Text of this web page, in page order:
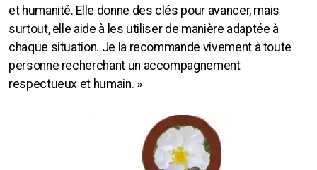
et humanité. Elle donne des clés pour avancer, mais
surtout, elle aide à les utiliser de manière adaptée à
chaque situation. Je la recommande vivement à toute
personne recherchant un accompagnement
respectueux et humain. »